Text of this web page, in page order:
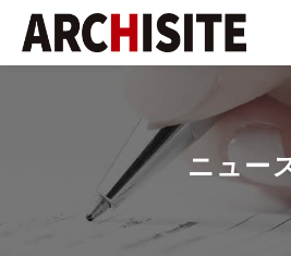
ニュー